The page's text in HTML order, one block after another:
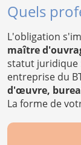
Quels
L'obligation
maître
statut juridique
entreprise du
d'œuvre,
La forme de